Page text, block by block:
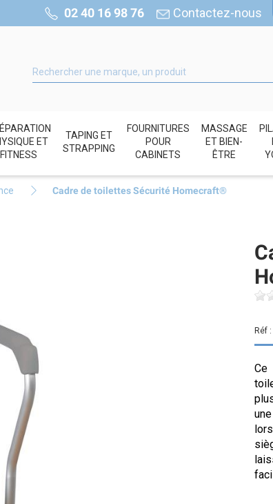
02 40 16 98 76 Contactez-nous
ET
FITNESS
TAPING ET
STRAPPING
FOURNITURES
POUR
CABINETS
MASSAGE
ET BIEN-
ÊTRE
Cadre de toilettes Sécurité Homecraft®
Réf :
Ce